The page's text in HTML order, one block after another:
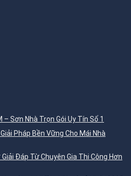
– Sơn Nhà Trọn Gói Uy Tín Số 1
Pháp Bền Vững Cho Mái Nhà
Giải Đáp Từ Chuyên Gia Thi Công Hơn